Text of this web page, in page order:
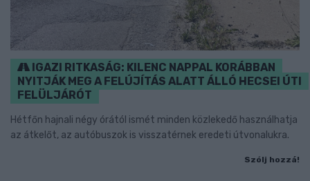
IGAZI RITKASÁG: KILENC NAPPAL KORÁBBAN
NYITJÁK MEG A FELÚJÍTÁS ALATT ÁLLÓ HECSEI ÚTI
FELÜLJÁRÓT
Hétfőn hajnali négy órától ismét minden közlekedő használhatja
az átkelőt, az autóbuszok is visszatérnek eredeti útvonalukra.
Szólj hozzá!